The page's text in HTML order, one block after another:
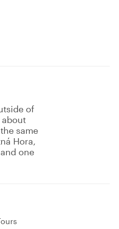
of
about
same
Hora,
one